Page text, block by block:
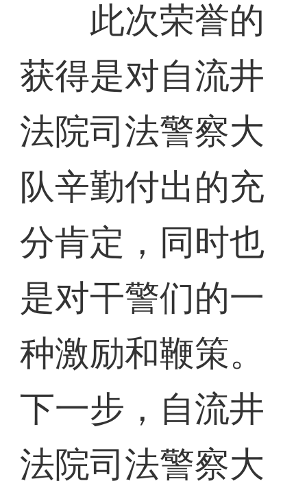
此次荣誉的
获得是对自流井
法院司法警察大
队辛勤付出的充
分肯定，同时也
是对干警们的一
种激励和鞭策。
下一步，自流井
法院司法警察大